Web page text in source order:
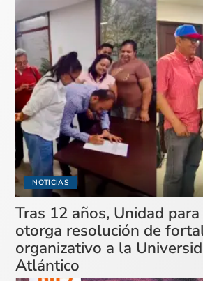
NOTICIAS
Tras 12 años, Unidad
otorga resolución de
organizativo a la
Atlántico